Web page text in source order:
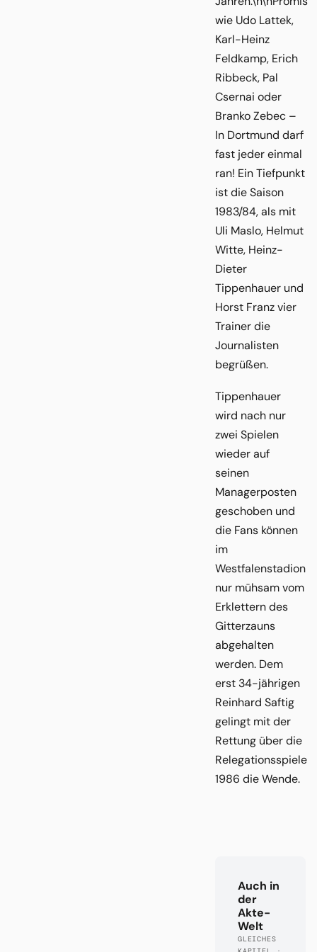
wie Udo Lattek,
Karl-Heinz
Feldkamp, Erich
Ribbeck, Pal
Csernai oder
Branko Zebec –
In Dortmund darf
fast jeder einmal
ran! Ein Tiefpunkt
ist die Saison
1983/84, als mit
Uli Maslo, Helmut
Witte, Heinz-
Dieter
Tippenhauer und
Horst Franz vier
Trainer die
Journalisten
begrüßen.
Tippenhauer
wird nach nur
zwei Spielen
wieder auf
seinen
Managerposten
geschoben und
die Fans können
im
Westfalenstadion
nur mühsam vom
Erklettern des
Gitterzauns
abgehalten
werden. Dem
erst 34-jährigen
Reinhard Saftig
gelingt mit der
Rettung über die
Relegationsspiele
1986 die Wende.
Auch in
der
Akte-
Welt
GLEICHES